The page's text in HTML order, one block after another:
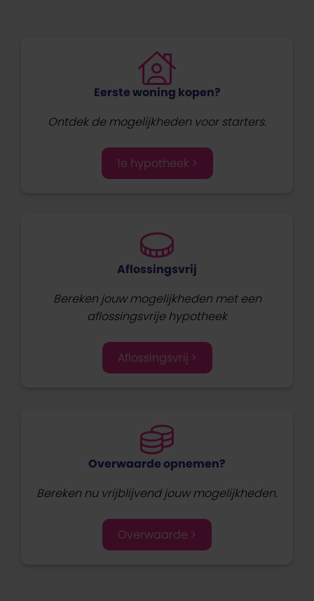
Eerste woning kopen?
Ontdek de mogelijkheden voor starters.
1e hypotheek >
Aflossingsvrij
Bereken jouw mogelijkheden met een
aflossingsvrije hypotheek
Aflossingsvrij >
Overwaarde opnemen?
Bereken nu vrijblijvend jouw mogelijkheden.
Overwaarde >